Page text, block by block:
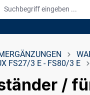
FS27/3 E - FS80/3 E
/